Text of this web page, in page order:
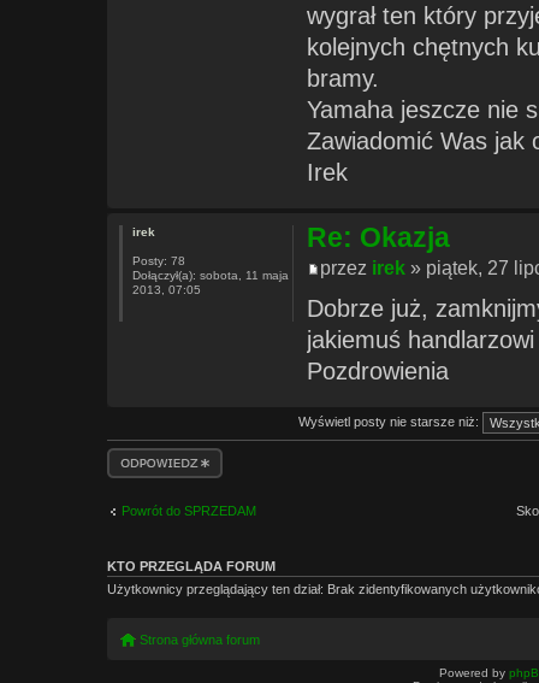
wygrał ten który
kolejnych chętnych
bramy.
Yamaha jeszcze nie
Zawiadomić Was jak
Irek
Re: Okazja
przez irek » piątek, 27
Dobrze już,
jakiemuś
Pozdrowienia
irek
Posty: 78
Dołączył(a): sobota, 11 maja
2013, 07:05
Wyświetl posty nie starsze niż:
Odpowiedz
Powrót do SPRZEDAM
KTO PRZEGLĄDA FORUM
Użytkownicy przeglądający ten dział: Brak zidentyfikowanych
Strona główna forum
Powered by